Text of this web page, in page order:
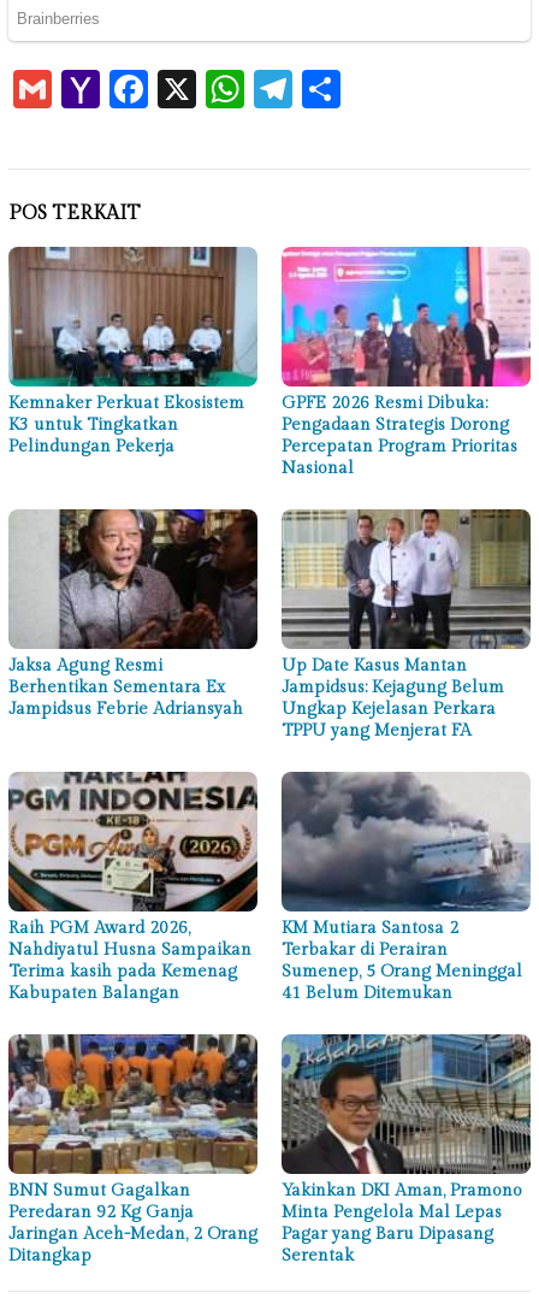
GmailYahooFacebook
X WhatsApp
Telegram
POS TERKAIT
Kemnaker Perkuat Ekosistem
K3 untuk Tingkatkan
Pelindungan Pekerja
GPFE 2026 Resmi Dibuka:
Pengadaan Strategis Dorong
Percepatan Program Prioritas
Nasional
Jaksa Agung Resmi
Berhentikan Sementara Ex
Jampidsus Febrie Adriansyah
Up Date Kasus Mantan
Jampidsus: Kejagung Belum
Ungkap Kejelasan Perkara
TPPU yang Menjerat FA
Raih PGM Award 2026,
Nahdiyatul Husna Sampaikan
Terima kasih pada Kemenag
Kabupaten Balangan
KM Mutiara Santosa 2
Terbakar di Perairan
Sumenep, 5 Orang Meninggal
41 Belum Ditemukan
BNN Sumut Gagalkan
Peredaran 92 Kg Ganja
Jaringan Aceh-Medan, 2 Orang
Ditangkap
Yakinkan DKI Aman, Pramono
Minta Pengelola Mal Lepas
Pagar yang Baru Dipasang
Serentak